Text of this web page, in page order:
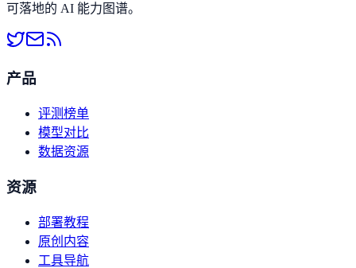
可落地的 AI 能力图谱。
产品
评测榜单
模型对比
数据资源
资源
部署教程
原创内容
工具导航